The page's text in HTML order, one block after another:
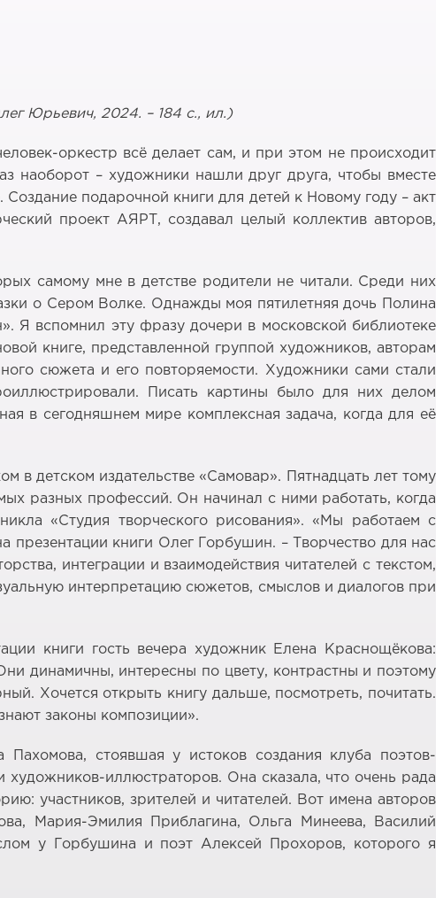
Юрьевич, 2024. – 184 с., ил.)
оркестр всё делает сам, и при этом не происходит
наоборот – художники нашли друг друга, чтобы вместе
подарочной книги для детей к Новому году – акт
проект АЯРТ, создавал целый коллектив авторов,
самому мне в детстве родители не читали. Среди них
о Сером Волке. Однажды моя пятилетняя дочь Полина
Я вспомнил эту фразу дочери в московской библиотеке
книге, представленной группой художников, авторам
сюжета и его повторяемости. Художники сами стали
Писать картины было для них делом
в сегодняшнем мире комплексная задача, когда для её
детском издательстве «Самовар». Пятнадцать лет тому
разных профессий. Он начинал с ними работать, когда
«Студия творческого рисования». «Мы работаем с
презентации книги Олег Горбушин. – Творчество для нас
интеграции и взаимодействия читателей с текстом,
интерпретацию сюжетов, смыслов и диалогов при
книги гость вечера художник Елена Краснощёкова:
динамичны, интересны по цвету, контрастны и поэтому
Хочется открыть книгу дальше, посмотреть, почитать.
законы композиции».
стоявшая у истоков создания клуба поэтов-
художников-иллюстраторов. Она сказала, что очень рада
участников, зрителей и читателей. Вот имена авторов
Мария-Эмилия Приблагина, Ольга Минеева, Василий
у Горбушина и поэт Алексей Прохоров, которого я